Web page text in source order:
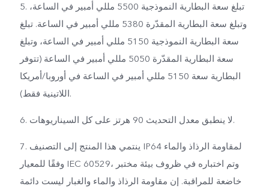
5. تبلغ سعة البطارية النموذجية 5500 مللي أمبير في الساعة،
وتبلغ سعة البطارية المقدّرة 5380 مللي أمبير في الساعة. تبلغ
سعة البطارية النموذجية 5150 مللي أمبير في الساعة، وتبلغ
سعة البطارية المقدّرة 5050 مللي أمبير في الساعة (تتوفر
البطارية سعة 5150 مللي أمبير في الساعة في أوروبا/أمريكا
اللاتينية فقط).
6. لا ينطبق معدل التحديث 90 هرتز على كل السيناريوهات.
7. ينتمي هذا المنتج إلى التصنيف IP64 لمقاومة الرذاذ والماء
وفقًا للمعيار IEC 60529، وتم اختباره في ظروف بيئة مختبر
خاضعة للمراقبة. إن مقاومة الرذاذ والماء والغبار ليست دائمة